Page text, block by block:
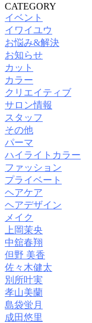
CATEGORY
イベント
イワイユウ
お悩み&解決
お知らせ
カット
カラー
クリエイティブ
サロン情報
スタッフ
その他
パーマ
ハイライトカラー
ファッション
プライベート
ヘアケア
ヘアデザイン
メイク
上岡茉央
中舘春翔
但野 美香
佐々木健太
別所叶実
孝山美蘭
島袋蛍月
成田悠里